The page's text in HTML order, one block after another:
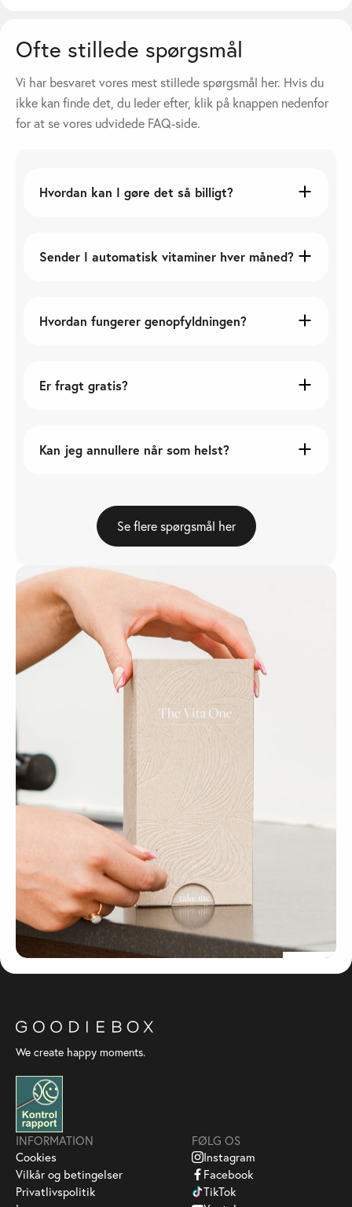
Ofte stillede spørgsmål
Vi har besvaret vores mest stillede spørgsmål her. Hvis du
ikke kan finde det, du leder efter, klik på knappen nedenfor
for at se vores udvidede FAQ-side.
Hvordan kan I gøre det så billigt?
Sender I automatisk vitaminer hver måned?
Hvordan fungerer genopfyldningen?
Er fragt gratis?
Kan jeg annullere når som helst?
Se flere spørgsmål her
We create happy moments.
INFORMATION
Cookies
Vilkår og betingelser
Privatlivspolitik
FØLG OS
Instagram
Facebook
TikTok